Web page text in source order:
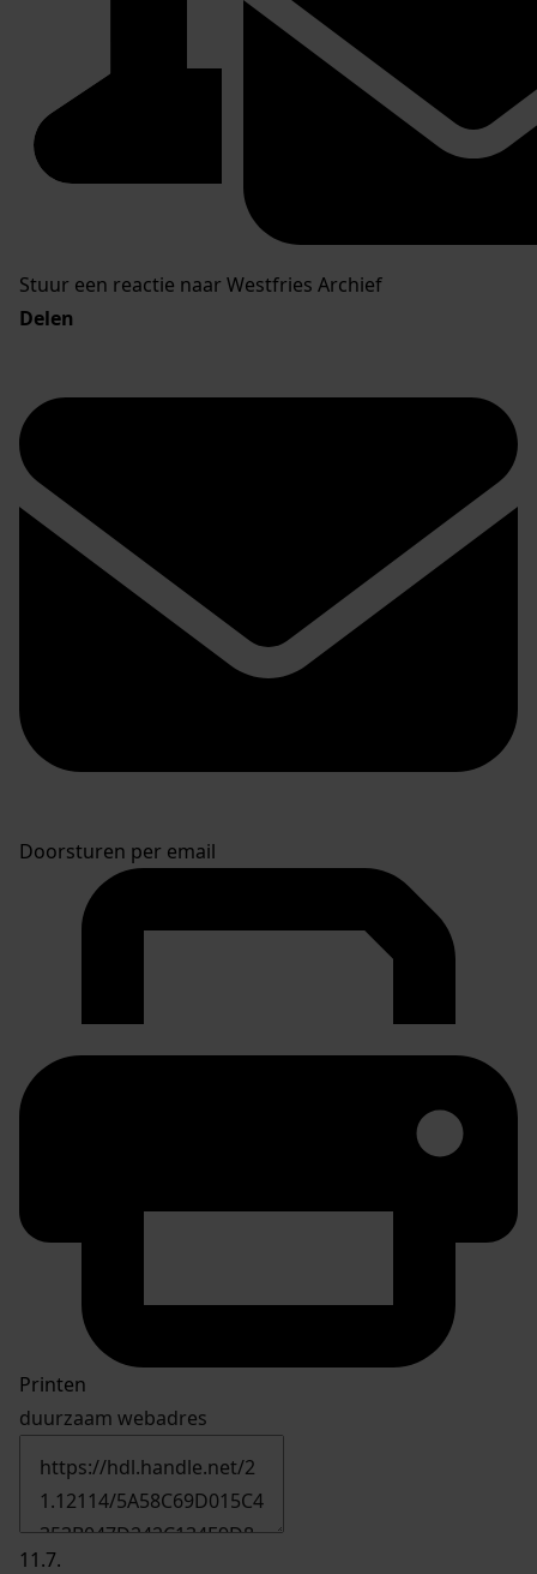
Stuur een reactie naar Westfries Archief
Delen
Doorsturen per email
Printen
duurzaam webadres
11.7.